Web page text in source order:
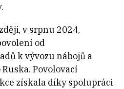
v srpnu 2024,
od
k vývozu nábojů a
Povolovací
získala díky spolupráci